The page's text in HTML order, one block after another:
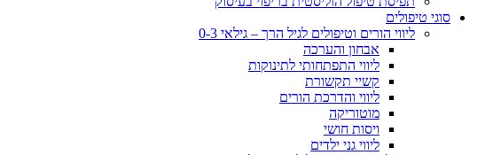
סוגי טיפולים
ליווי הורים וטיפולים לגיל הרך – גילאי 0-3
אבחון והערכה
ליווי התפתחותי לתינוקות
קשיי תקשורת
ליווי והדרכת הורים
מוטוריקה
ויסות חושי
ליווי גני ילדים